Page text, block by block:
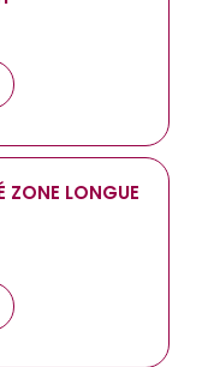
ZONE LONGUE